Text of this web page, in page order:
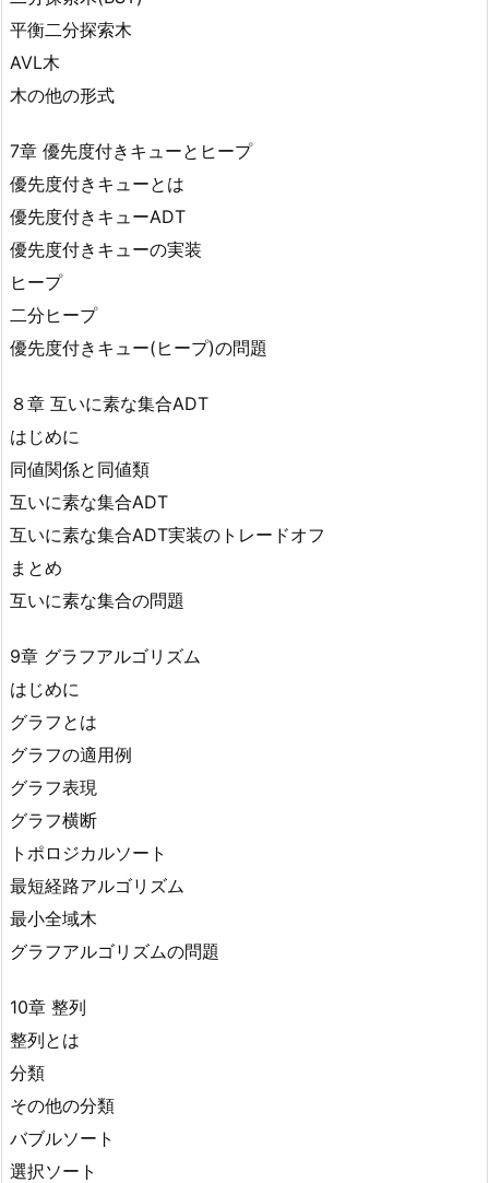
平衡二分探索木
AVL木
木の他の形式
7章 優先度付きキューとヒープ
優先度付きキューとは
優先度付きキューADT
優先度付きキューの実装
ヒープ
二分ヒープ
優先度付きキュー(ヒープ)の問題
８章 互いに素な集合ADT
はじめに
同値関係と同値類
互いに素な集合ADT
互いに素な集合ADT実装のトレードオフ
まとめ
互いに素な集合の問題
9章 グラフアルゴリズム
はじめに
グラフとは
グラフの適用例
グラフ表現
グラフ横断
トポロジカルソート
最短経路アルゴリズム
最小全域木
グラフアルゴリズムの問題
10章 整列
整列とは
分類
その他の分類
バブルソート
選択ソート